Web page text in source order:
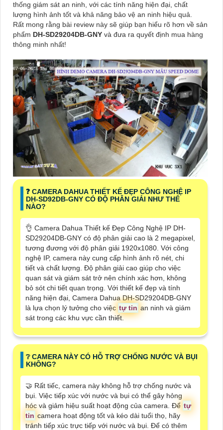
thống giám sát an ninh, với các tính năng hiện đại, chất
lượng hình ảnh tốt và khả năng bảo vệ an ninh hiệu quả.
Rất mong rằng bài review này sẽ giúp bạn hiểu rõ hơn về sản
phẩm DH-SD29204DB-GNY và đưa ra quyết định mua hàng
thông minh nhất!
❓ CAMERA DAHUA THIẾT KẾ ĐẸP CÔNG NGHỆ IP
DH-SD92DB-GNY CÓ ĐỘ PHÂN GIẢI NHƯ THẾ
NÀO?
👌 Camera Dahua Thiết kế Đẹp Công Nghệ IP DH-
SD29204DB-GNY có độ phân giải cao là 2 megapixel,
tương đương với độ phân giải 1920x1080. Với công
nghệ IP, camera này cung cấp hình ảnh rõ nét, chi
tiết và chất lượng. Độ phân giải cao giúp cho việc
quan sát và giám sát trở nên chính xác hơn, không
bỏ sót chi tiết quan trọng. Với thiết kế đẹp và tính
năng hiện đại, Camera Dahua DH-SD29204DB-GNY
là lựa chọn lý tưởng cho việc tự tin an ninh và giám
sát trong các khu vực cần thiết.
❔ CAMERA NÀY CÓ HỖ TRỢ CHỐNG NƯỚC VÀ BỤI
KHÔNG?
🤝 Rất tiếc, camera này không hỗ trợ chống nước và
bụi. Việc tiếp xúc với nước và bụi có thể gây hỏng
hóc và giảm hiệu suất hoạt động của camera. Để tự
tin camera hoạt động tốt và kéo dài tuổi thọ, hãy
tránh tiếp xúc trực tiếp với nước và bụi. Để có thêm